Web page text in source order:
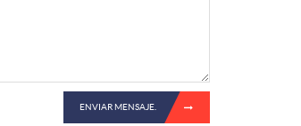
ENVIAR MENSAJE.